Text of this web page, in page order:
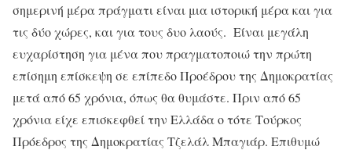
σημερινή μέρα πράγματι είναι μια ιστορική μέρα και για
τις δύο χώρες, και για τους δυο λαούς. Είναι μεγάλη
ευχαρίστηση για μένα που πραγματοποιώ την πρώτη
επίσημη επίσκεψη σε επίπεδο Προέδρου της Δημοκρατίας
μετά από 65 χρόνια, όπως θα θυμάστε. Πριν από 65
χρόνια είχε επισκεφθεί την Ελλάδα ο τότε Τούρκος
Πρόεδρος της Δημοκρατίας Τζελάλ Μπαγιάρ. Επιθυμώ